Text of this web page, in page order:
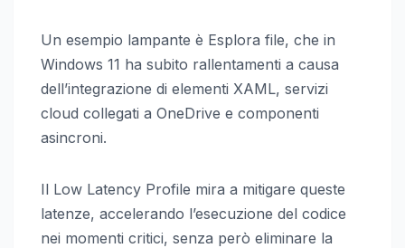
Un esempio lampante è Esplora file, che in
Windows 11 ha subito rallentamenti a causa
dell’integrazione di elementi XAML, servizi
cloud collegati a OneDrive e componenti
asincroni.
Il Low Latency Profile mira a mitigare queste
latenze, accelerando l’esecuzione del codice
nei momenti critici, senza però eliminare la